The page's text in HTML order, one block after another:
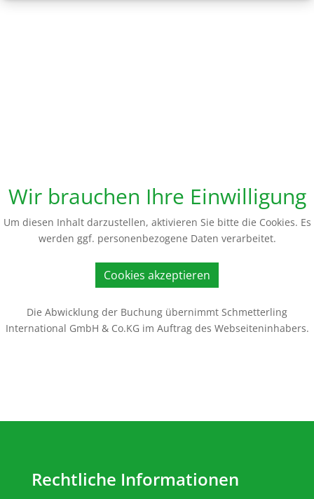
Wir brauchen Ihre Einwilligung
Um diesen Inhalt darzustellen, aktivieren Sie bitte die Cookies. Es
werden ggf. personenbezogene Daten verarbeitet.
Cookies akzeptieren
Die Abwicklung der Buchung übernimmt Schmetterling
International GmbH & Co.KG im Auftrag des Webseiteninhabers.
Rechtliche Informationen